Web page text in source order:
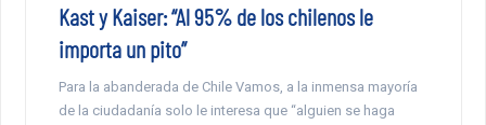
Kast y Kaiser: “Al 95% de los chilenos le
importa un pito”
Para la abanderada de Chile Vamos, a la inmensa mayoría
de la ciudadanía solo le interesa que “alguien se haga